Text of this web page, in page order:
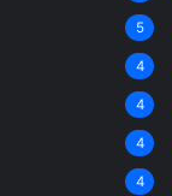
5
4
4
4
4